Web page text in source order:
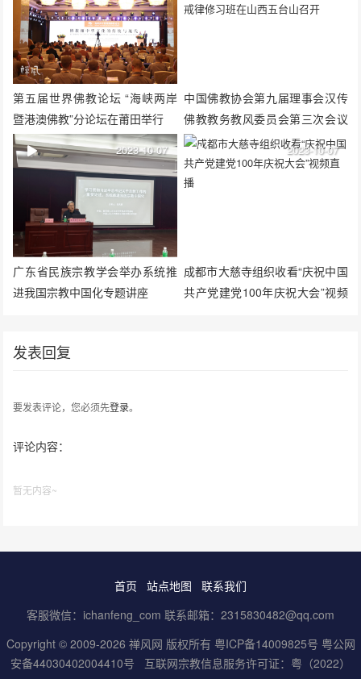
第五届世界佛教论坛 “海峡两岸
暨港澳佛教”分论坛在莆田举行
中国佛教协会第九届理事会汉传
佛教教务教风委员会第三次会议
暨戒律修习班在山西五台山召开
广东省民族宗教学会举办系统推
进我国宗教中国化专题讲座
2023-10-07
成都市大慈寺组织收看“庆祝中国
共产党建党100年庆祝大会”视频
2023-10-07
发表回复
要发表评论，您必须先登录。
评论内容：
暂无内容~
首页 站点地图
联系我们
客服微信：ichanfeng_com 联系邮箱：2315830482@qq.com
Copyright © 2009-2026 禅风网 版权所有 粤ICP备14009825号 粤公网
安备44030402004410号
互联网宗教信息服务许可证：粤（2022）